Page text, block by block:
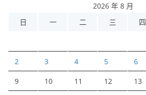
2026 年 8 月
日
一 二 三 四
2 3 4 5 6
9 10 11 12 13